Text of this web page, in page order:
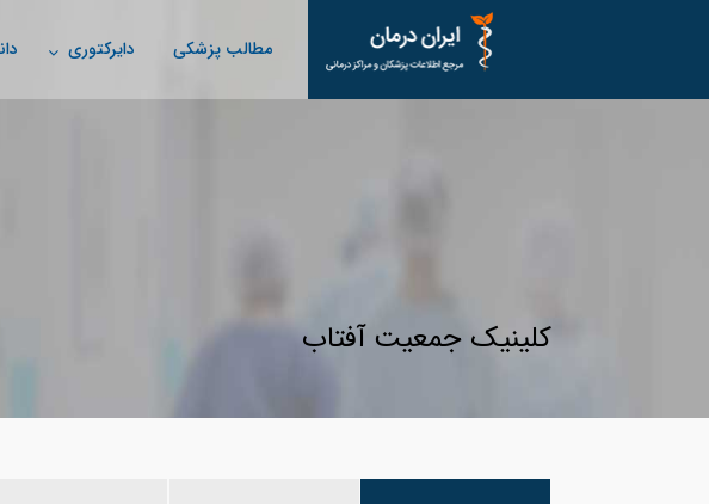
مطالب پزشکی دایرکتوری
کلینیک جمعیت آفتاب